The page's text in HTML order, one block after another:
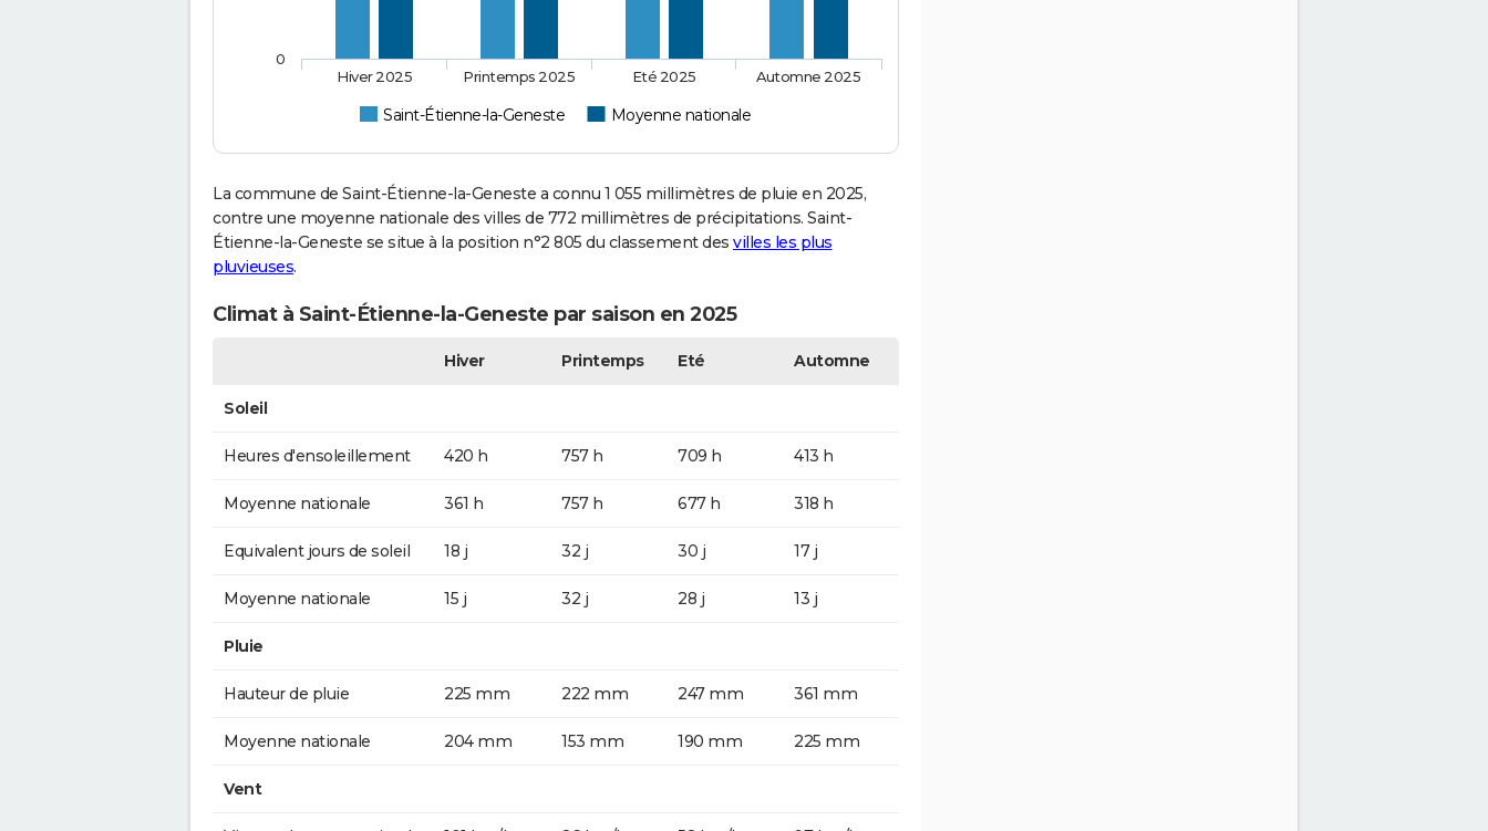
Saint-Étienne-la-Geneste Moyenne nationale
Hiver 2025 Printemps 2025 Eté 2025 Automne 2025
0
La commune de Saint-Étienne-la-Geneste a connu 1 055 millimètres de pluie en 2025,
contre une moyenne nationale des villes de 772 millimètres de précipitations. Saint-
Étienne-la-Geneste se situe à la position n°2 805 du classement des villes les plus
pluvieuses.
Climat à Saint-Étienne-la-Geneste par saison en 2025
Hiver Printemps Eté Automne
Soleil
Heures d'ensoleillement 420 h 757 h 709 h 413 h
Moyenne nationale 361 h 757 h 677 h 318 h
Equivalent jours de soleil 18 j 32 j 30 j 17 j
Moyenne nationale 15 j 32 j 28 j 13 j
Pluie
Hauteur de pluie 225 mm 222 mm 247 mm 361 mm
Moyenne nationale 204 mm 153 mm 190 mm 225 mm
Vent